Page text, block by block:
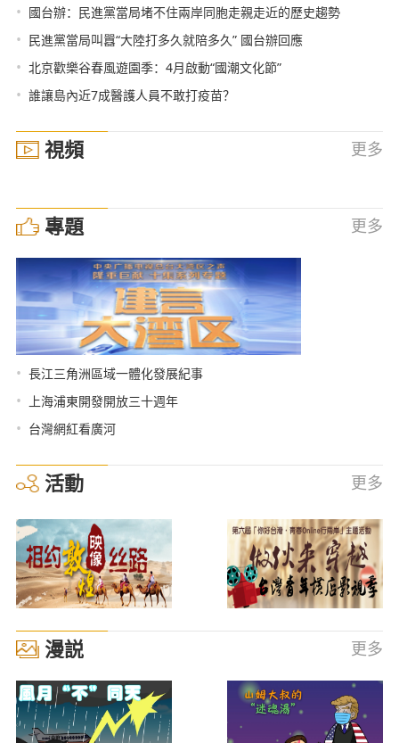
• 國台辦：民進黨當局堵不住兩岸同胞走親走近的歷史趨勢
• 民進黨當局叫囂“大陸打多久就陪多久” 國台辦回應
• 北京歡樂谷春風遊園季：4月啟動“國潮文化節”
• 誰讓島內近7成醫護人員不敢打疫苗？
視頻 更多
專題 更多
• 長江三角洲區域一體化發展紀事
• 上海浦東開發開放三十週年
• 台灣網紅看廣河
活動 更多
漫説 更多